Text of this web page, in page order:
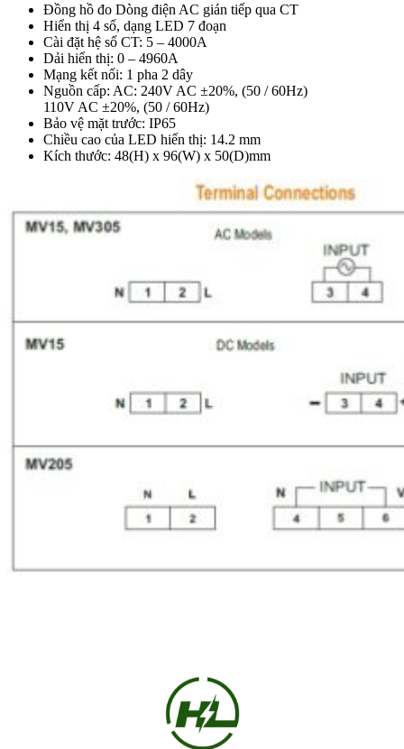
Đồng hồ đo Dòng điện AC gián tiếp qua CT
Hiển thị 4 số, dạng LED 7 đoạn
Cài đặt hệ số CT: 5 – 4000A
Dải hiển thị: 0 – 4960A
Mạng kết nối: 1 pha 2 dây
Nguồn cấp: AC: 240V AC ±20%, (50 / 60Hz)
110V AC ±20%, (50 / 60Hz)
Bảo vệ mặt trước: IP65
Chiều cao của LED hiển thị: 14.2 mm
Kích thước: 48(H) x 96(W) x 50(D)mm